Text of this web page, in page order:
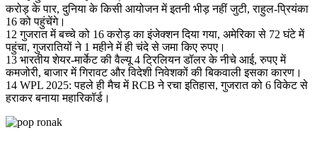
करोड़ के पार, दुनिया के किसी आयोजन में इतनी भीड़ नहीं जुटी, राहुल-प्रियंका
16 को पहुंचेंगे।
12 गुजरात में बच्चे को 16 करोड़ का इंजेक्शन दिया गया, अमेरिका से 72 घंटे में
पहुंचा, गुजरातियों ने 1 महीने में ही चंदे से जमा किए रुपए।
13 भारतीय शेयर-मार्केट की वैल्यू 4 ट्रिलियन डॉलर के नीचे आई, रुपए में
कमजोरी, बाजार में गिरावट और विदेशी निवेशकों की बिकवाली इसका कारण।
14 WPL 2025: पहले ही मैच में RCB ने रचा इतिहास, गुजरात को 6 विकेट से
हराकर बनाया महारिकॉर्ड।